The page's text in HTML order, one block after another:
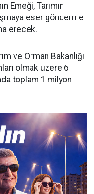
Emeği, Tarımın
eser gönderme
erecek.
ve Orman Bakanlığı
olmak üzere 6
toplam 1 milyon